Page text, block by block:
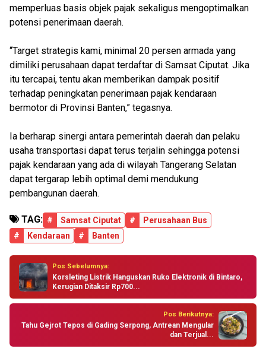
memperluas basis objek pajak sekaligus mengoptimalkan
potensi penerimaan daerah.
“Target strategis kami, minimal 20 persen armada yang
dimiliki perusahaan dapat terdaftar di Samsat Ciputat. Jika
itu tercapai, tentu akan memberikan dampak positif
terhadap peningkatan penerimaan pajak kendaraan
bermotor di Provinsi Banten,” tegasnya.
Ia berharap sinergi antara pemerintah daerah dan pelaku
usaha transportasi dapat terus terjalin sehingga potensi
pajak kendaraan yang ada di wilayah Tangerang Selatan
dapat tergarap lebih optimal demi mendukung
pembangunan daerah.
TAG: # Samsat Ciputat #
Perusahaan Bus
#
Kendaraan # Banten
Pos Sebelumnya:
Korsleting Listrik Hanguskan Ruko Elektronik di Bintaro,
Kerugian Ditaksir Rp700...
Pos Berikutnya:
Tahu Gejrot Tepos di Gading Serpong, Antrean Mengular
dan Terjual...